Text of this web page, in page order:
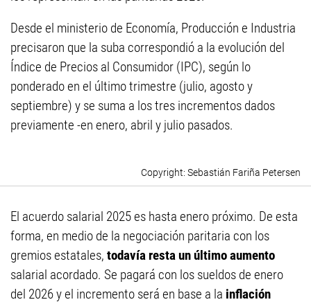
Desde el ministerio de Economía, Producción e Industria
precisaron que la suba correspondió a la evolución del
Índice de Precios al Consumidor (IPC), según lo
ponderado en el último trimestre (julio, agosto y
septiembre) y se suma a los tres incrementos dados
previamente -en enero, abril y julio pasados.
Sebastián Fariña Petersen
El acuerdo salarial 2025 es hasta enero próximo. De esta
forma, en medio de la negociación paritaria con los
gremios estatales, todavía resta un último aumento
salarial acordado. Se pagará con los sueldos de enero
del 2026 y el incremento será en base a la inflación